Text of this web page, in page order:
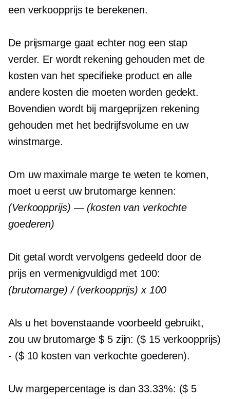
een ​​verkoopprijs te berekenen.
De prijsmarge gaat echter nog een stap
verder. Er wordt rekening gehouden met de
kosten van het specifieke product en alle
andere kosten die moeten worden gedekt.
Bovendien wordt bij margeprijzen rekening
gehouden met het bedrijfsvolume en uw
winstmarge.
Om uw maximale marge te weten te komen,
moet u eerst uw brutomarge kennen:
(Verkoopprijs) — (kosten van verkochte
goederen)
Dit getal wordt vervolgens gedeeld door de
prijs en vermenigvuldigd met 100:
(brutomarge) / (verkoopprijs) x 100
Als u het bovenstaande voorbeeld gebruikt,
zou uw brutomarge $ 5 zijn: ($ 15 verkoopprijs)
- ($ 10 kosten van verkochte goederen).
Uw margepercentage is dan 33.33%: ($ 5